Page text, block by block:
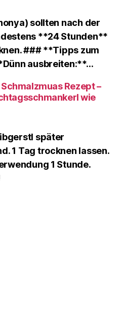
sollten nach der
**24 Stunden**
### **Tipps zum
ausbreiten:**…
Schmalzmuas Rezept –
wie
später
1 Tag trocknen lassen.
1 Stunde.